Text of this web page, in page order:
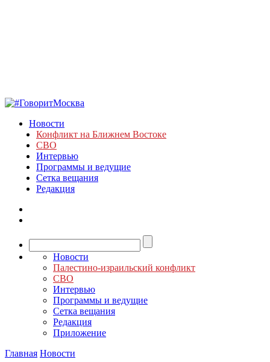
Новости
Конфликт на Ближнем Востоке
СВО
Интервью
Программы и ведущие
Сетка вещания
Редакция
Новости
Палестино-израильский конфликт
СВО
Интервью
Программы и ведущие
Сетка вещания
Редакция
Приложение
Главная Новости